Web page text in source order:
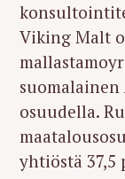
Viking Malt
suomalainen
osuudella.
yhtiöstä 37,5